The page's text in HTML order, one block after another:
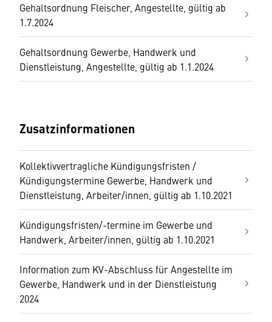
Gehaltsordnung Fleischer, Angestellte, gültig ab
1.7.2024
Gehaltsordnung Gewerbe, Handwerk und
Dienstleistung, Angestellte, gültig ab 1.1.2024
Zusatzinformationen
Kollektivvertragliche Kündigungsfristen /
Kündigungstermine Gewerbe, Handwerk und
Dienstleistung, Arbeiter/innen, gültig ab 1.10.2021
Kündigungsfristen/-termine im Gewerbe und
Handwerk, Arbeiter/innen, gültig ab 1.10.2021
Information zum KV-Abschluss für Angestellte im
Gewerbe, Handwerk und in der Dienstleistung
2024